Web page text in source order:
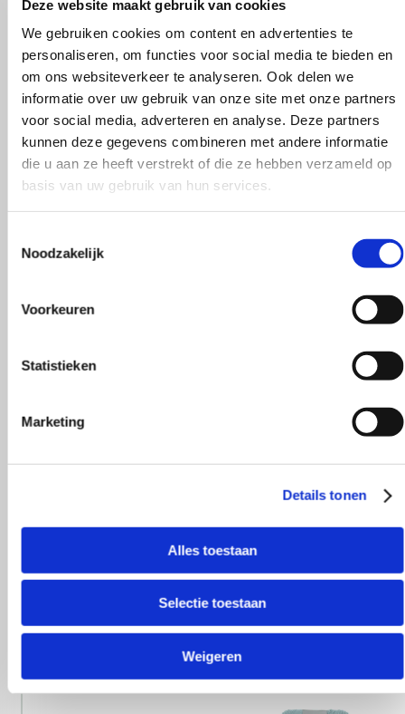
Deze website maakt gebruik van cookies
We gebruiken cookies om content en advertenties te
personaliseren, om functies voor social media te bieden en
om ons websiteverkeer te analyseren. Ook delen we
informatie over uw gebruik van onze site met onze partners
voor social media, adverteren en analyse. Deze partners
kunnen deze gegevens combineren met andere informatie
die u aan ze heeft verstrekt of die ze hebben verzameld op
basis van uw gebruik van hun services.
Noodzakelijk
Voorkeuren
Statistieken
Marketing
Details tonen
Alles toestaan
Selectie toestaan
Weigeren
290
339
358